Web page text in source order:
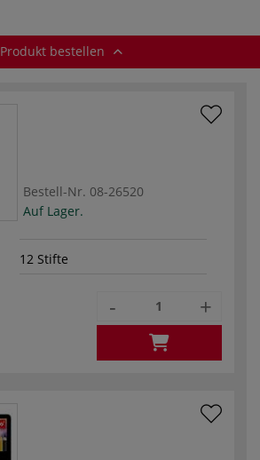
Produkt bestellen
Bestell-Nr. 08-26520
Auf Lager.
12 Stifte
- +